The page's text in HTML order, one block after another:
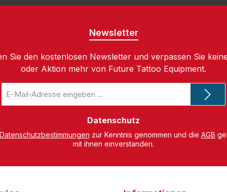
Newsletter
Sie den kostenlosen Newsletter und verpassen Sie
oder Aktion mehr von Future Tattoo Equipment.
Mail-
Adresse
Datenschutz
zur Kenntnis genommen und die AGB
mit ihnen einverstanden.